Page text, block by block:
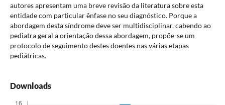
autores apresentam uma breve revisão da literatura sobre esta
entidade com particular ênfase no seu diagnóstico. Porque a
abordagem desta síndrome deve ser multidisciplinar, cabendo ao
pediatra geral a orientação dessa abordagem, propõe-se um
protocolo de seguimento destes doentes nas várias etapas
pediátricas.
Downloads